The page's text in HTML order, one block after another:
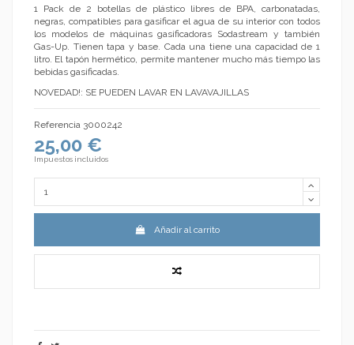
1 Pack de 2 botellas de plástico libres de BPA, carbonatadas,
negras, compatibles para gasificar el agua de su interior con todos
los modelos de máquinas gasificadoras Sodastream y también
Gas-Up. Tienen tapa y base. Cada una tiene una capacidad de 1
litro. El tapón hermético, permite mantener mucho más tiempo las
bebidas gasificadas.
NOVEDAD!: SE PUEDEN LAVAR EN LAVAVAJILLAS
Referencia 3000242
25,00 €
Impuestos incluidos
Añadir al carrito